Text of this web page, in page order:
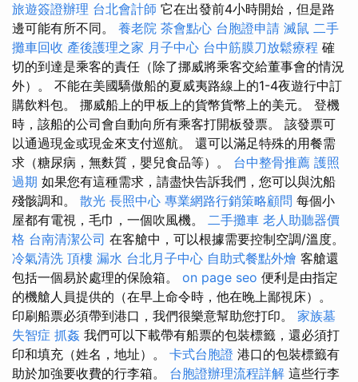
旅遊簽證辦理 台北會計師 它在出發前4小時開始，但是路
邊可能有所不同。 養老院 茶會點心 台胞證申請 滅鼠 二手
攤車回收 產後護理之家 月子中心 台中筋膜刀放鬆療程 確
切的到達是乘客的責任（除了挪威將乘客交給董事會的情況
外）。 不能在美國驕傲船的夏威夷路線上的1-4夜遊行中訂
購飲料包。 挪威船上的甲板上的貨幣貨幣上的美元。 登機
時，該船的公司會自動向所有乘客打開板發票。 該發票可
以通過現金或現金來支付巡航。 還可以滿足特殊的用餐需
求（糖尿病，無麩質，嬰兒食品等）。 台中整骨推薦 護照
過期 如果您有這種需求，請盡快告訴我們，您可以與沈船
殘骸調和。 散光 長照中心 專業網路行銷策略顧問 每個小
屋都有電視，毛巾，一個吹風機。 二手攤車 老人助聽器價
格 台南清潔公司 在客艙中，可以根據需要控制空調/溫度。
冷氣清洗 頂樓 漏水 台北月子中心 自助式餐點外燴 客艙還
包括一個易於處理的保險箱。 on page seo 便利是由指定
的機艙人員提供的（在早上命令時，他在晚上鄙視床）。
印刷船票必須帶到港口，我們很樂意幫助您打印。 家族墓
失智症 抓姦 我們可以下載帶有船票的包裝標籤，還必須打
印和填充（姓名，地址）。 卡式台胞證 港口的包裝標籤有
助於加強要收費的行李箱。 台胞證辦理流程詳解 這些行李